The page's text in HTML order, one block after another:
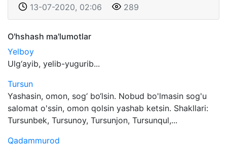
13-07-2020, 02:06 289
O'hshash ma'lumotlar
Yelboy
Ulg‘ayib, yelib-yugurib...
Tursun
Yashasin, omon, sog‘ bo‘lsin. Nobud bo'lmasin sog'u
salomat o'ssin, omon qolsin yashab ketsin. Shakllari:
Tursunbek, Tursunoy, Tursunjon, Tursunqul,...
Qadammurod